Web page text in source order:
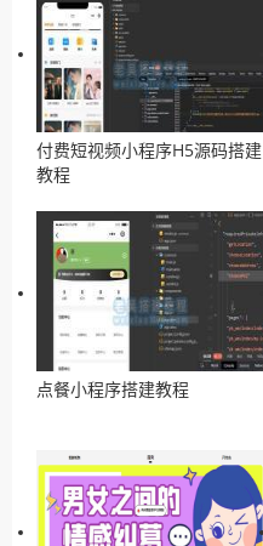
付费短视频小程序H5源码搭建
教程
点餐小程序搭建教程